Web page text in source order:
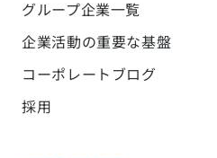
グループ企業一覧
企業活動の重要な基盤
コーポレートブログ
採用